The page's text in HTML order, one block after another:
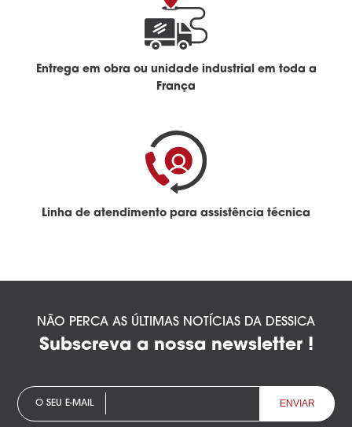
Entrega em obra ou unidade industrial em toda a
França
Linha de atendimento para assistência técnica
NÃO PERCA AS ÚLTIMAS NOTÍCIAS DA DESSICA
Subscreva a nossa newsletter !
O SEU E-MAIL